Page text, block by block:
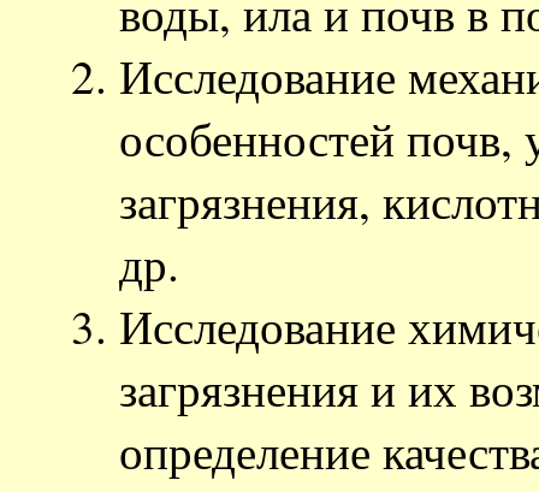
воды, ила и почв в
Исследование
особенностей почв,
загрязнения,
др.
Исследование
загрязнения и их
определение